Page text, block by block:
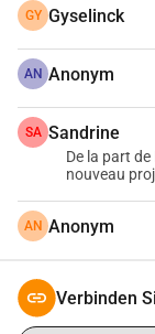
GY Gyselinck
AN Anonym
SA Sandrine
De la part
nouveau
AN Anonym
Verbinden